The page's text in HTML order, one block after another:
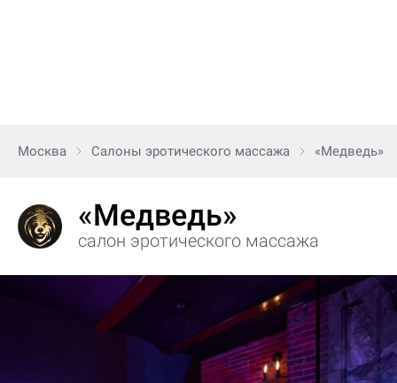
Москва Салоны эротического массажа «Медведь»
«Медведь»
салон эротического массажа